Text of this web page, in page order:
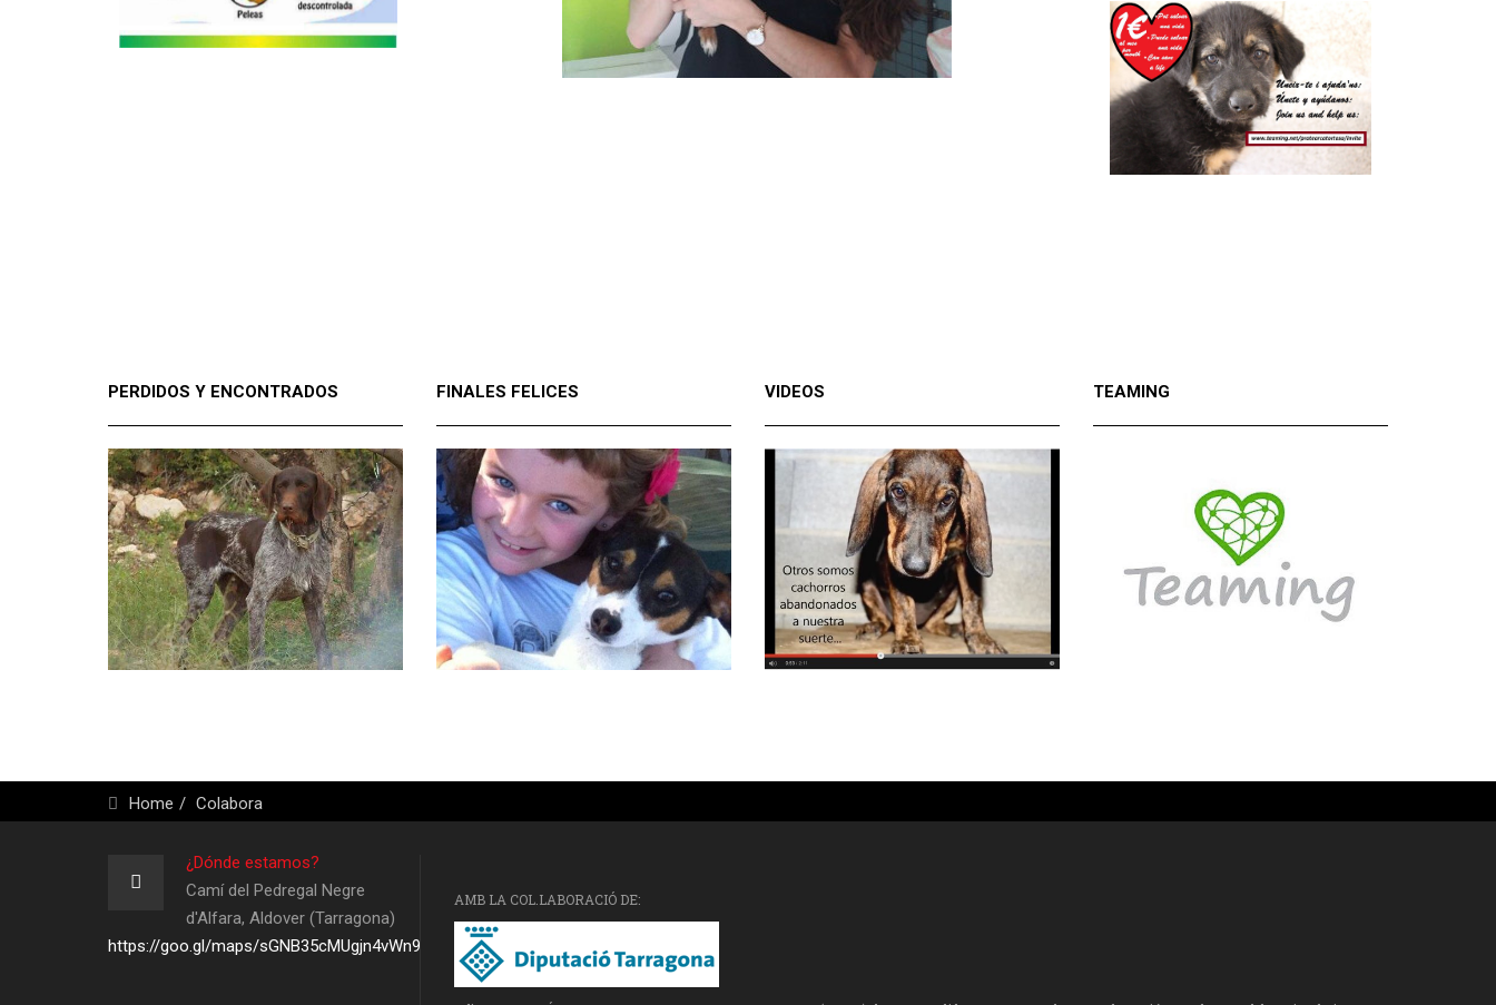
PERDIDOS Y ENCONTRADOS FINALES FELICES VIDEOS TEAMING
Home Colabora
¿Dónde estamos?
Camí del Pedregal Negre
d'Alfara, Aldover (Tarragona)
https://goo.gl/maps/sGNB35cMUgjn4vWn9
AMB LA COL.LABORACIÓ DE: